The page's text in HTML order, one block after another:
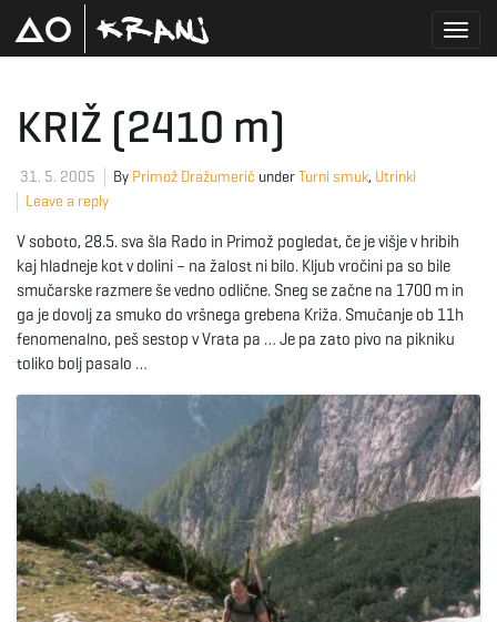
l
e
KRIŽ (2410 m)
31. 5. 2005 By Primož Dražumerič underTurni smuk, Utrinki
Leave a reply
V soboto, 28.5. sva šla Rado in Primož pogledat, če je višje v hribih
kaj hladneje kot v dolini – na žalost ni bilo. Kljub vročini pa so bile
smučarske razmere še vedno odlične. Sneg se začne na 1700 m in
ga je dovolj za smuko do vršnega grebena Križa. Smučanje ob 11h
fenomenalno, peš sestop v Vrata pa … Je pa zato pivo na pikniku
toliko bolj pasalo …